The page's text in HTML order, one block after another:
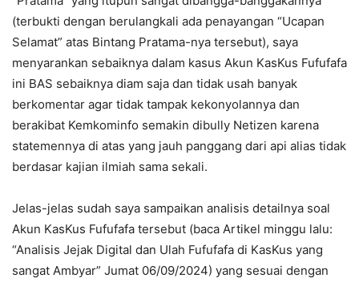
(terbukti dengan berulangkali ada penayangan “Ucapan
Selamat” atas Bintang Pratama-nya tersebut), saya
menyarankan sebaiknya dalam kasus Akun KasKus Fufufafa
ini BAS sebaiknya diam saja dan tidak usah banyak
berkomentar agar tidak tampak kekonyolannya dan
berakibat Kemkominfo semakin dibully Netizen karena
statemennya di atas yang jauh panggang dari api alias tidak
berdasar kajian ilmiah sama sekali.
Jelas-jelas sudah saya sampaikan analisis detailnya soal
Akun KasKus Fufufafa tersebut (baca Artikel minggu lalu:
“Analisis Jejak Digital dan Ulah Fufufafa di KasKus yang
sangat Ambyar” Jumat 06/09/2024) yang sesuai dengan